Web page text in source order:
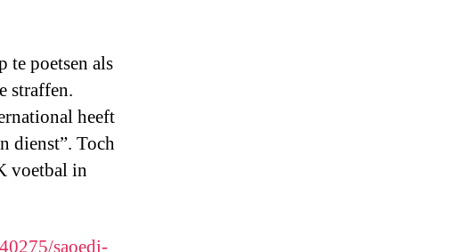
te poetsen als
straffen.
heeft
dienst”. Toch
voetbal in
saoedi-